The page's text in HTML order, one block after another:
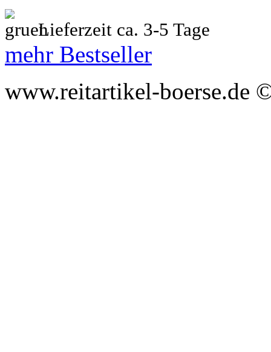
Lieferzeit ca. 3-5 Tage
mehr Bestseller
www.reitartikel-boerse.de